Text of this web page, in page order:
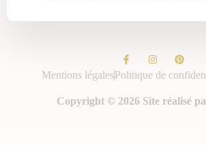
Mentions légalesPolitique de
Copyright © 2026 Site réalisé